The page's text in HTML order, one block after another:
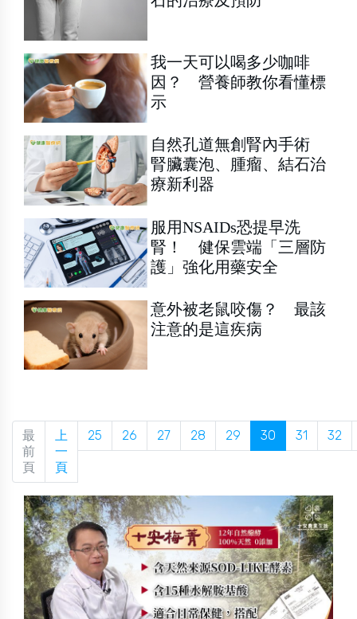
我一天可以喝多少咖啡
因？ 營養師教你看懂標
示
自然孔道無創腎內手術
腎臟囊泡、腫瘤、結石治
療新利器
服用NSAIDs恐提早洗
腎！ 健保雲端「三層防
護」強化用藥安全
意外被老鼠咬傷？ 最該
注意的是這疾病
最
前
頁
上
一
頁
25 26 27 28 29 30 31 32